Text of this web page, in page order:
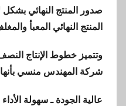
صدور المنتج النهائي
المنتج النهائي المعبأ
وتتميز خطوط الإنتاج النصف
شركة المهندس منسي
عالية الجودة ـ سهولة